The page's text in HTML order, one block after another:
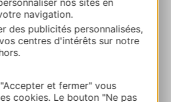
navigation.
des publicités personnalisées,
centres d'intérêts sur notre
et fermer" vous
cookies. Le bouton "Ne pas
DE-MANDAILLES